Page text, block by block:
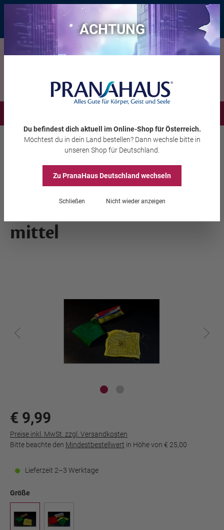
Bis zu 20 € Rabatt* mit dem Vorteils-Codeeintauchen , gültig bis
11.08.2026
Wohnambiente Dekoration
Tibetische Gebetsfahnen,
mittel
€ 9,99
Preise inkl. MwSt. zzgl. Versandkosten
Bitte beachte den Mindestbestellwert in Höhe von € 25,00
Lieferzeit 2–3 Werktage
Größe
ACHTUNG
Du befindest dich aktuell im Online-Shopfür Österreich.
Möchtest du in dein Land bestellen? Dann wechsle bitte in
unseren Shop für Deutschland
Zu PranaHausDeutschland wechseln
Schließen Nicht wieder anzeigen